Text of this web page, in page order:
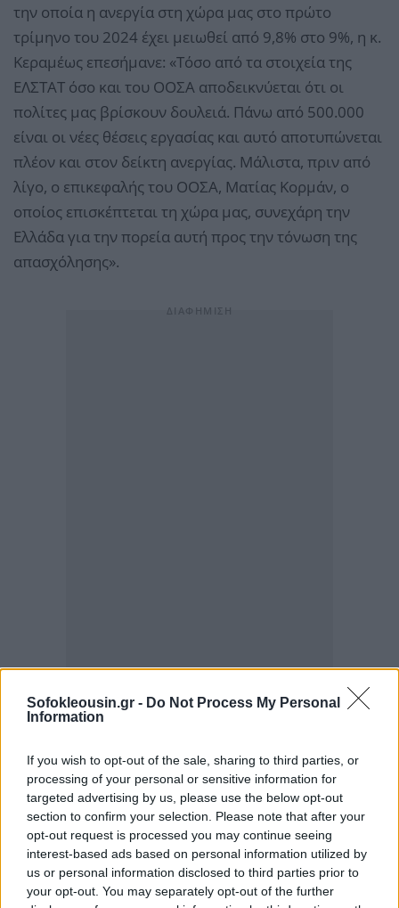
Sofokleousin.gr - Do Not Process My Personal
Information
If you wish to opt-out of the sale, sharing to third parties, or
processing of your personal or sensitive information for
targeted advertising by us, please use the below opt-out
section to confirm your selection. Please note that after your
opt-out request is processed you may continue seeing
interest-based ads based on personal information utilized by
us or personal information disclosed to third parties prior to
your opt-out. You may separately opt-out of the further
την οποία η ανεργία στη χώρα μας στο πρώτο
τρίμηνο του 2024 έχει μειωθεί από 9,8% στο 9%, η κ.
Κεραμέως επεσήμανε: «Τόσο από τα στοιχεία της
ΕΛΣΤΑΤ όσο και του ΟΟΣΑ αποδεικνύεται ότι οι
πολίτες μας βρίσκουν δουλειά. Πάνω από 500.000
είναι οι νέες θέσεις εργασίας και αυτό αποτυπώνεται
πλέον και στον δείκτη ανεργίας. Μάλιστα, πριν από
λίγο, ο επικεφαλής του ΟΟΣΑ, Ματίας Κορμάν, ο
οποίος επισκέπτεται τη χώρα μας, συνεχάρη την
Ελλάδα για την πορεία αυτή προς την τόνωση της
απασχόλησης».